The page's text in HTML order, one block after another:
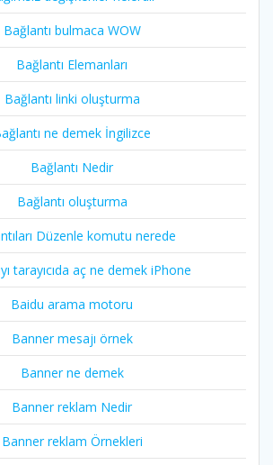
Bağlantı bulmaca WOW
Bağlantı Elemanları
Bağlantı linki oluşturma
ne demek İngilizce
Bağlantı Nedir
Bağlantı oluşturma
Düzenle komutu nerede
tarayıcıda aç ne demek iPhone
Baidu arama motoru
Banner mesajı örnek
Banner ne demek
Banner reklam Nedir
Banner reklam Örnekleri